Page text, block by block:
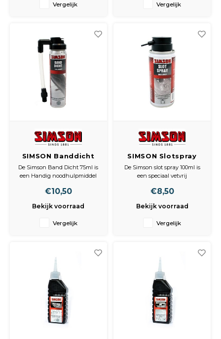
Vergelijk Vergelijk
SIMSON Banddicht
De Simson Band Dicht 75ml is
een Handig noodhulpmiddel
dicht lekkage in de band
gereedschap en past op alle
€10,50
Bekijk voorraad
Vergelijk
SIMSON Slotspray
De Simson slot spray 100ml is
een speciaal vetvrij
werende werking. Ook zeer
elektronica. Geleverd in een
spuitmond.
€8,50
Bekijk voorraad
Vergelijk